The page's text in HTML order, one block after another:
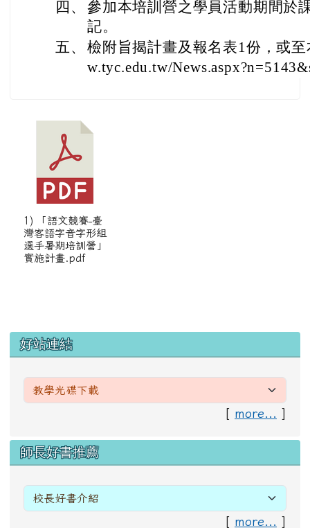
四、 參加本培訓營之學員活動期間於
記。
五、 檢附旨揭計畫及報名表1份，或
w.tyc.edu.tw/
1) 「語文競賽-臺
灣客語字音字形組
選手暑期培訓營」
實施計畫.pdf
左邊區域內容
好站連結
[ more... ]
右邊區域內容
師長好書推薦
[ more... ]